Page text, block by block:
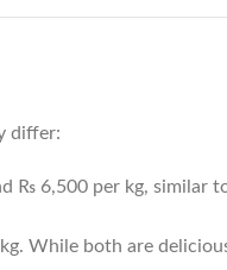
differ:
₨ 6,500 per kg, similar
While both are